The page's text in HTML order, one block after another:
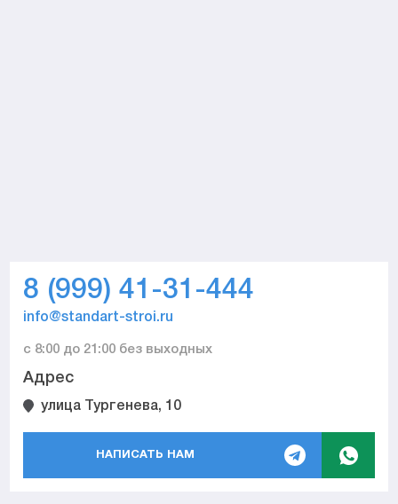
8 (999) 41-31-444
info@standart-stroi.ru
с 8:00 до 21:00 без выходных
Адрес
улица Тургенева, 10
НАПИСАТЬ НАМ